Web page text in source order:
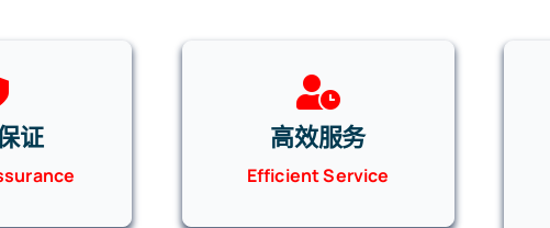
证 高效服务
Efficient Service